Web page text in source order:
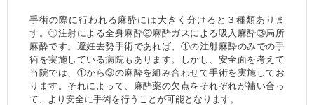
手術の際に行われる麻酔には大きく分けると３種類ありま
す。①注射による全身麻酔②麻酔ガスによる吸入麻酔③局所
麻酔です。避妊去勢手術であれば、①の注射麻酔のみでの手
術を実施している病院もあります。しかし、安全面を考えて
当院では、①から③の麻酔を組み合わせて手術を実施してお
ります。それによって、麻酔薬の欠点をそれぞれが補い合っ
て、より安全に手術を行うことが可能となります。